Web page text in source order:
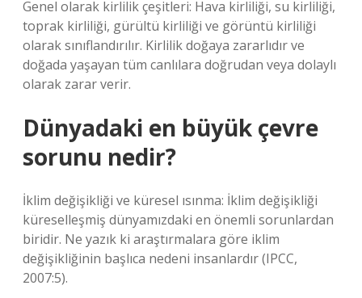
Genel olarak kirlilik çeşitleri: Hava kirliliği, su kirliliği,
toprak kirliliği, gürültü kirliliği ve görüntü kirliliği
olarak sınıflandırılır. Kirlilik doğaya zararlıdır ve
doğada yaşayan tüm canlılara doğrudan veya dolaylı
olarak zarar verir.
Dünyadaki en büyük çevre
sorunu nedir?
İklim değişikliği ve küresel ısınma: İklim değişikliği
küreselleşmiş dünyamızdaki en önemli sorunlardan
biridir. Ne yazık ki araştırmalara göre iklim
değişikliğinin başlıca nedeni insanlardır (IPCC,
2007:5).